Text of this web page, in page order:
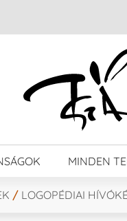
MINDEN
/ LOGOPÉDIAI